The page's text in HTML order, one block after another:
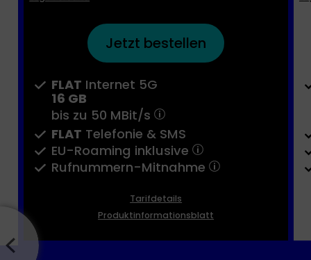
Jetzt bestellen
FLAT Internet 5G
16 GB
bis zu 50 MBit/s
FLAT Telefonie & SMS
EU-Roaming inklusive
Rufnummern-​Mitnahme
Tarifdetails
Produktinformationsblatt